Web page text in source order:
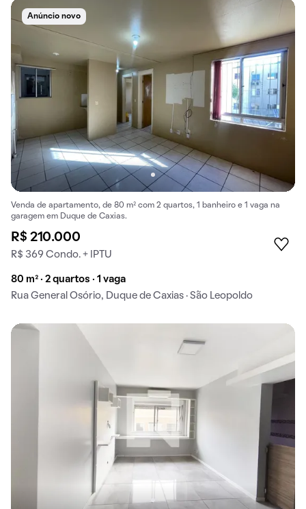
Anúncio novo
Venda de apartamento, de 80 m² com 2 quartos, 1 banheiro e 1 vaga na
garagem em Duque de Caxias.
R$ 210.000
R$ 369 Condo. + IPTU
80 m² · 2 quartos · 1 vaga
Rua General Osório, Duque de Caxias · São Leopoldo